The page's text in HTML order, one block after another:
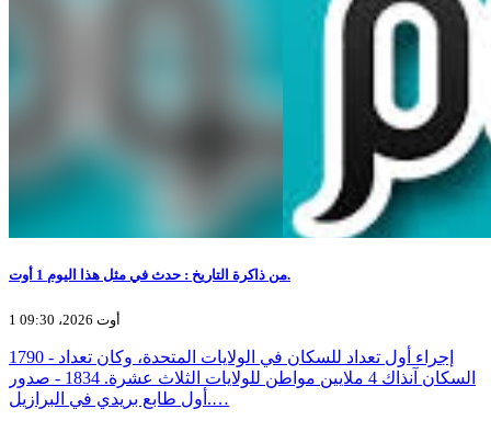
من ذاكرة التاريخ : حدث في مثل هذا اليوم 1 أوت.
1 أوت 2026، 09:30
1790 - إجراء أول تعداد للسكان في الولايات المتحدة، وكان تعداد
السكان آنذاك 4 ملايين مواطن للولايات الثلاث عشرة. 1834 - صدور
أول طابع بريدي في البرازيل.…